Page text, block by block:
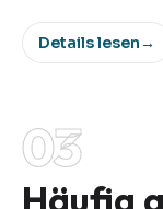
Details lesen→
03